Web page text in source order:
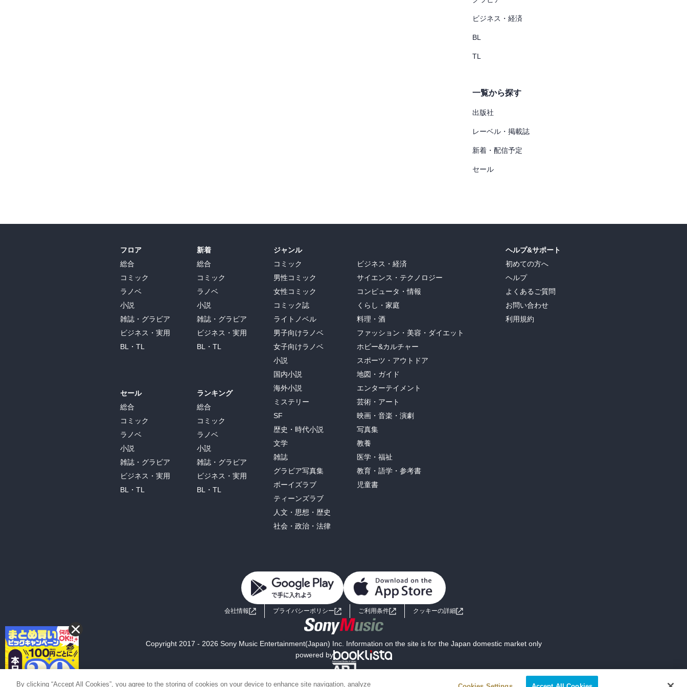
ビジネス・経済
BL
TL
一覧から探す
出版社
レーベル・掲載誌
新着・配信予定
セール
フロア
総合
コミック
ラノベ
小説
雑誌・グラビア
ビジネス・実用
BL・TL
セール
総合
コミック
ラノベ
小説
雑誌・グラビア
ビジネス・実用
BL・TL
新着
総合
コミック
ラノベ
小説
雑誌・グラビア
ビジネス・実用
BL・TL
ランキング
総合
コミック
ラノベ
小説
雑誌・グラビア
ビジネス・実用
BL・TL
ジャンル
コミック
男性コミック
女性コミック
コミック誌
ライトノベル
男子向けラノベ
女子向けラノベ
小説
国内小説
海外小説
ミステリー
SF
歴史・時代小説
文学
雑誌
グラビア写真集
ボーイズラブ
ティーンズラブ
人文・思想・歴史
社会・政治・法律
ビジネス・経済
サイエンス・テクノロジー
コンピュータ・情報
くらし・家庭
料理・酒
ファッション・美容・ダイエット
ホビー&カルチャー
スポーツ・アウトドア
地図・ガイド
エンターテイメント
芸術・アート
映画・音楽・演劇
写真集
教養
医学・福祉
教育・語学・参考書
児童書
ヘルプ&サポート
初めての方へ
ヘルプ
よくあるご質問
お問い合わせ
利用規約
会社情報 プライバシーポリシー ご利用条件 クッキーの詳細
Copyright 2017 - 2026 Sony Music Entertainment(Japan) Inc. Information on the site is for the Japan domestic market only
powered by
By clicking “Accept All Cookies”, you agree to the storing of cookies on your device to enhance site navigation, analyze